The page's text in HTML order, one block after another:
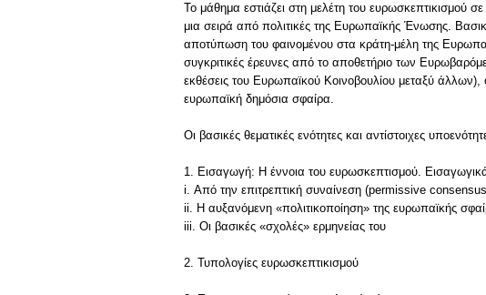
Το μάθημα εστιάζει στη μελέτη του ευρωσκεπτικισμού
μια σειρά από πολιτικές της Ευρωπαϊκής Ένωσης.
αποτύπωση του φαινομένου στα κράτη-μέλη της
συγκριτικές έρευνες από το αποθετήριο των
εκθέσεις του Ευρωπαϊκού Κοινοβουλίου μεταξύ άλλων),
ευρωπαϊκή δημόσια σφαίρα.
Οι βασικές θεματικές ενότητες και αντίστοιχες
1. Εισαγωγή: Η έννοια του ευρωσκεπτισμού.
i. Από την επιτρεπτική συναίνεση (permissive
ii. Η αυξανόμενη «πολιτικοποίηση» της ευρωπαϊκής
iii. Οι βασικές «σχολές» ερμηνείας του
2. Τυπολογίες ευρωσκεπτικισμού